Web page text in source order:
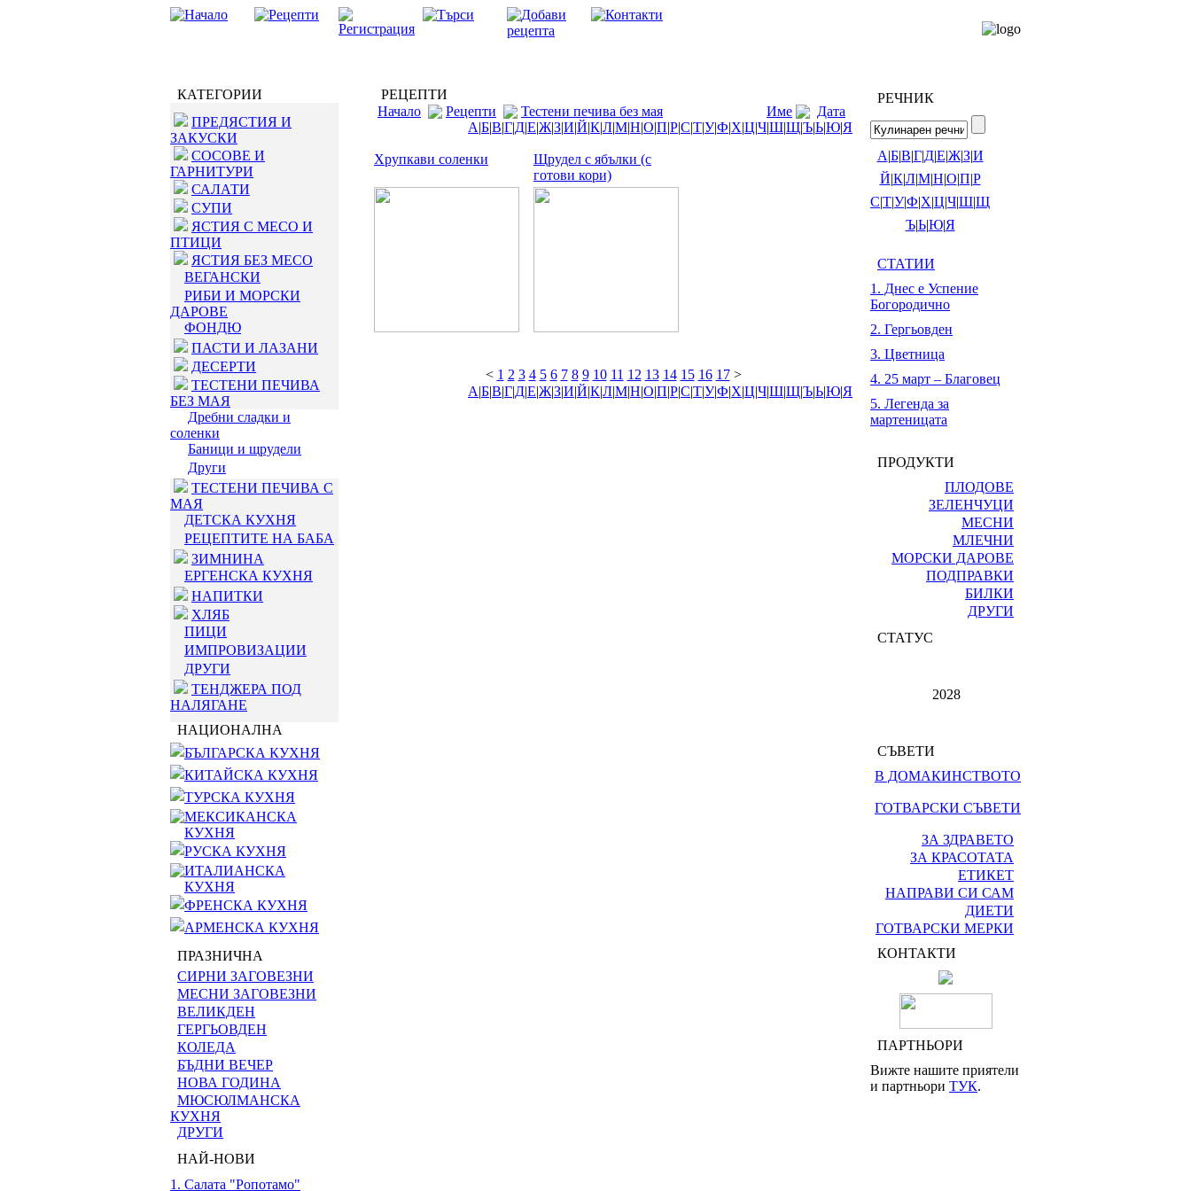
КАТЕГОРИИ
ПРЕДЯСТИЯ И
ЗАКУСКИ
СОСОВЕ И
ГАРНИТУРИ
САЛАТИ
СУПИ
ЯСТИЯ С МЕСО И
ПТИЦИ
ЯСТИЯ БЕЗ МЕСО
ВЕГАНСКИ
РИБИ И МОРСКИ
ДАРОВЕ
ФОНДЮ
ПАСТИ И ЛАЗАНИ
ДЕСЕРТИ
ТЕСТЕНИ ПЕЧИВА
БЕЗ МАЯ
Дребни сладки и
соленки
Баници и щрудели
Други
ТЕСТЕНИ ПЕЧИВА С
МАЯ
ДЕТСКА КУХНЯ
РЕЦЕПТИТЕ НА БАБА
ЗИМНИНА
ЕРГЕНСКА КУХНЯ
НАПИТКИ
ХЛЯБ
ПИЦИ
ИМПРОВИЗАЦИИ
ДРУГИ
ТЕНДЖЕРА ПОД
НАЛЯГАНЕ
НАЦИОНАЛНА
БЪЛГАРСКА КУХНЯ
КИТАЙСКА КУХНЯ
ТУРСКА КУХНЯ
МЕКСИКАНСКА
КУХНЯ
РУСКА КУХНЯ
ИТАЛИАНСКА
КУХНЯ
ФРЕНСКА КУХНЯ
АРМЕНСКА КУХНЯ
ПРАЗНИЧНА
СИРНИ ЗАГОВЕЗНИ
МЕСНИ ЗАГОВЕЗНИ
ВЕЛИКДЕН
ГЕРГЬОВДЕН
КОЛЕДА
БЪДНИ ВЕЧЕР
НОВА ГОДИНА
МЮСЮЛМАНСКА
КУХНЯ
ДРУГИ
НАЙ-НОВИ
1. Салата "Ропотамо"
РЕЦЕПТИ
Начало
Рецепти Тестени печива без мая Име
Дата
А|Б|В|Г|Д|Е|Ж|З|И|Й|К|Л|М|Н|О|П|Р|С|Т|У|Ф|Х|Ц|Ч|Ш|Щ|Ъ|Ь|Ю|Я
Хрупкави соленки
Щрудел с ябълки (с
готови кори)
< 1 2 3 4 5 6 7 8 9 10 11 12 13 14 15 16 17>
А|Б|В|Г|Д|Е|Ж|З|И|Й|К|Л|М|Н|О|П|Р|С|Т|У|Ф|Х|Ц|Ч|Ш|Щ|Ъ|Ь|Ю|Я
РЕЧНИК
А|Б|В|Г|Д|Е|Ж|З|И
Й|К|Л|М|Н|О|П|Р
С|Т|У|Ф|Х|Ц|Ч|Ш|Щ
Ъ|Ь|Ю|Я
СТАТИИ
1. Днес е Успение
Богородично
2. Гергьовден
3. Цветница
4. 25 март – Благовец
5. Легенда за
мартеницата
ПРОДУКТИ
ПЛОДОВЕ
ЗЕЛЕНЧУЦИ
МЕСНИ
МЛЕЧНИ
МОРСКИ ДАРОВЕ
ПОДПРАВКИ
БИЛКИ
ДРУГИ
СТАТУС
2028
СЪВЕТИ
В ДОМАКИНСТВОТО
ГОТВАРСКИ СЪВЕТИ
ЗА ЗДРАВЕТО
ЗА КРАСОТАТА
ЕТИКЕТ
НАПРАВИ СИ САМ
ДИЕТИ
ГОТВАРСКИ МЕРКИ
КОНТАКТИ
ПАРТНЬОРИ
Вижте нашите приятели
и партньори ТУК.